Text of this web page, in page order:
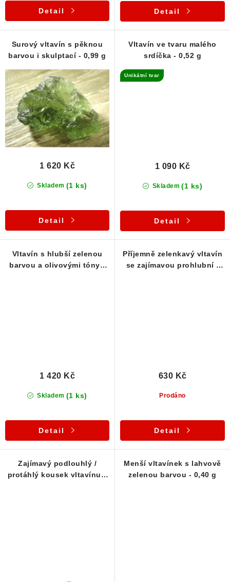
Detail Detail
Surový vltavín s pěknou
barvou i skulptací - 0,99 g
Skladem (1 ks)
1 620 Kč
Detail
Vltavín ve tvaru malého
srdíčka - 0,52 g
Unikátní tvar
Skladem (1 ks)
1 090 Kč
Detail
Vltavín s hlubší zelenou
barvou a olivovými tóny -
Skladem (1 ks)
1 420 Kč
Detail
Příjemně zelenkavý vltavín
se zajímavou prohlubní -
Prodáno
630 Kč
Detail
Zajímavý podlouhlý /
protáhlý kousek vltavínu z
Menší vltavínek s lahvově
zelenou barvou - 0,40 g